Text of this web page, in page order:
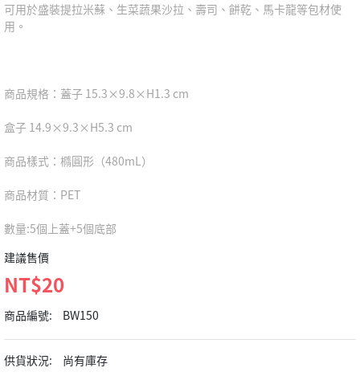
可用於盛裝提拉米蘇、生菜蔬果沙拉、壽司、餅乾、馬卡龍等包材使
用。
商品規格：蓋子 15.3×9.8×H1.3 cm
盒子 14.9×9.3×H5.3 cm
商品樣式：橢圓形（480mL）
商品材質：PET
數量:5個上蓋+5個底部
建議售價
NT$20
商品編號: BW150
供貨狀況: 尚有庫存